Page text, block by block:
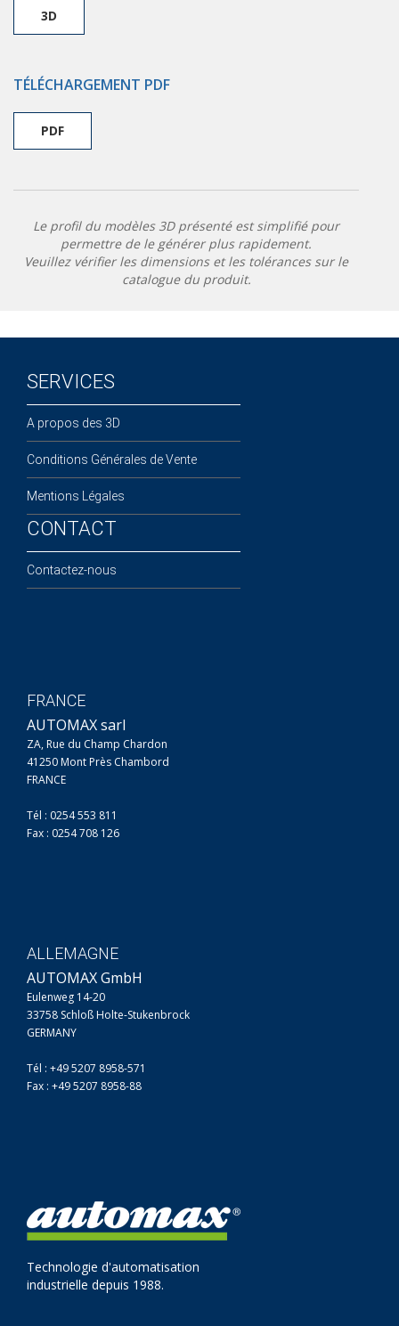
3D
TÉLÉCHARGEMENT PDF
PDF
Le profil du modèles 3D présenté est simplifié pour
permettre de le générer plus rapidement.
Veuillez vérifier les dimensions et les tolérances sur le
catalogue du produit.
SERVICES
A propos des 3D
Conditions Générales de Vente
Mentions Légales
CONTACT
Contactez-nous
FRANCE
AUTOMAX sarl
ZA, Rue du Champ Chardon
41250 Mont Près Chambord
FRANCE
Tél : 0254 553 811
Fax : 0254 708 126
ALLEMAGNE
AUTOMAX GmbH
Eulenweg 14-20
33758 Schloß Holte-Stukenbrock
GERMANY
Tél : +49 5207 8958-571
Fax : +49 5207 8958-88
Technologie d'automatisation
industrielle depuis 1988.